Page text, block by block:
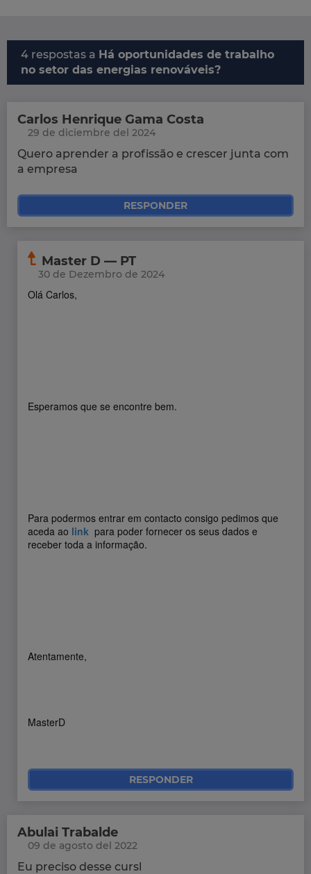
4 respostas a Há oportunidades de trabalho
no setor das energias renováveis?
Carlos Henrique Gama Costa
29 de diciembre del 2024
Quero aprender a profissão e crescer junta com
a empresa
RESPONDER
Master D — PT
30 de Dezembro de 2024
Olá Carlos,
Esperamos que se encontre bem.
Para podermos entrar em contacto consigo pedimos que
aceda ao link para poder fornecer os seus dados e
receber toda a informação.
Atentamente,
MasterD
RESPONDER
Abulai Trabalde
09 de agosto del 2022
Eu preciso desse cursl